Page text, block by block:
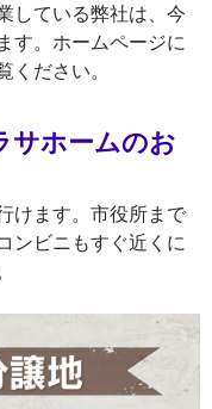
している弊社は、今
す。ホームページに
ださい。
サホームのお
けます。市役所まで
ンビニもすぐ近くに